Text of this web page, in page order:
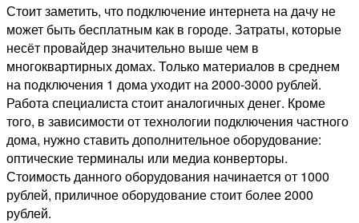
Стоит заметить, что подключение интернета на дачу не
может быть бесплатным как в городе. Затраты, которые
несёт провайдер значительно выше чем в
многоквартирных домах. Только материалов в среднем
на подключения 1 дома уходит на 2000-3000 рублей.
Работа специалиста стоит аналогичных денег. Кроме
того, в зависимости от технологии подключения частного
дома, нужно ставить дополнительное оборудование:
оптические терминалы или медиа конверторы.
Стоимость данного оборудования начинается от 1000
рублей, приличное оборудование стоит более 2000
рублей.